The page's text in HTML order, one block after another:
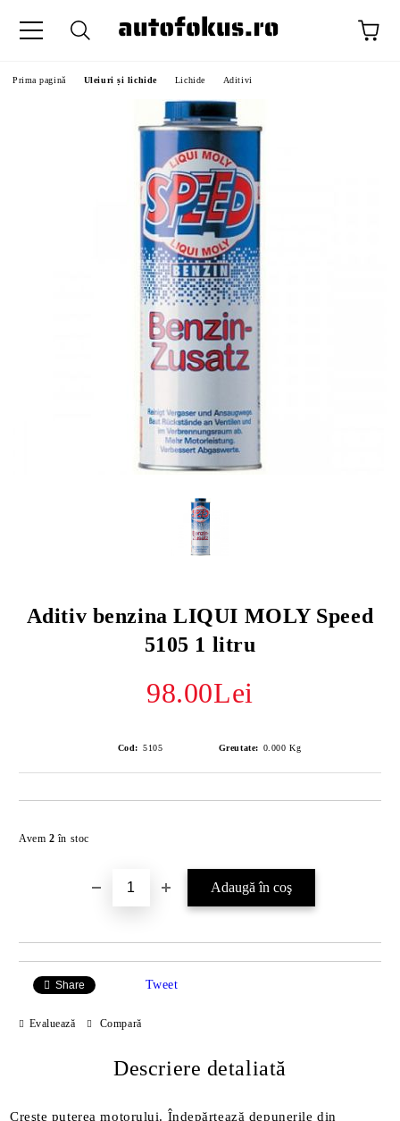
Prima pagină Uleiuri și lichide Lichide Aditivi
Aditiv benzina LIQUI MOLY Speed
5105 1 litru
98.00Lei
Cod: 5105 Greutate: 0.000 Kg
Avem 2 în stoc
Share Tweet
Evaluează Compară
Descriere detaliată
Creşte puterea motorului. Îndepărtează depunerile din